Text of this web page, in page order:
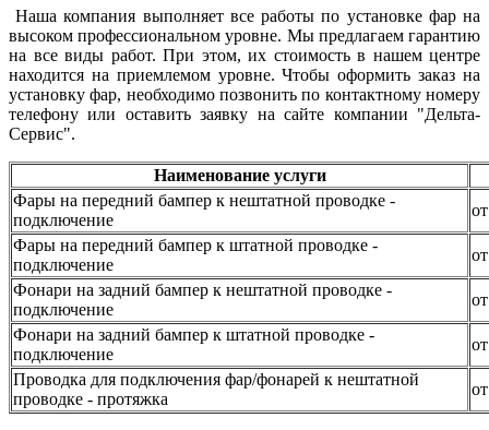
Наша компания выполняет все работы по установке фар на
высоком профессиональном уровне. Мы предлагаем гарантию
на все виды работ. При этом, их стоимость в нашем центре
находится на приемлемом уровне. Чтобы оформить заказ на
установку фар, необходимо позвонить по контактному номеру
телефону или оставить заявку на сайте компании "Дельта-
Сервис".
Наименование услуги
Фары на передний бампер к нештатной проводке -
подключение
Фары на передний бампер к штатной проводке -
подключение
Фонари на задний бампер к нештатной проводке -
подключение
Фонари на задний бампер к штатной проводке -
подключение
Проводка для подключения фар/фонарей к нештатной
проводке - протяжка